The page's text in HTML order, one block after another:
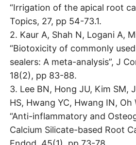
“Irrigation of the apical root
Topics, 27, pp 54-73.1.
2. Kaur A, Shah N, Logani A,
“Biotoxicity of commonly
sealers: A meta-analysis”, J
18(2), pp 83-88.
3. Lee BN, Hong JU, Kim SM,
HS, Hwang YC, Hwang IN, Oh
“Anti-inflammatory and
Calcium Silicate-based Root